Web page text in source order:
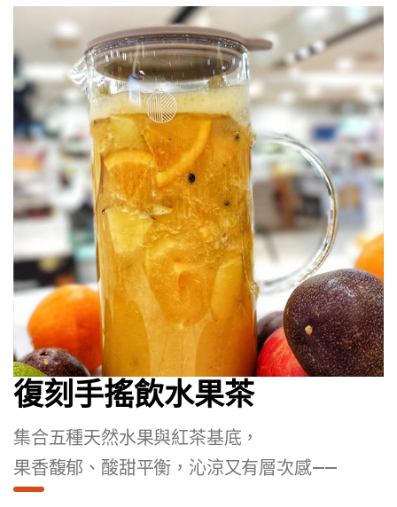
復刻手搖飲水果茶
集合五種天然水果與紅茶基底，
果香馥郁、酸甜平衡，沁涼又有層次感——